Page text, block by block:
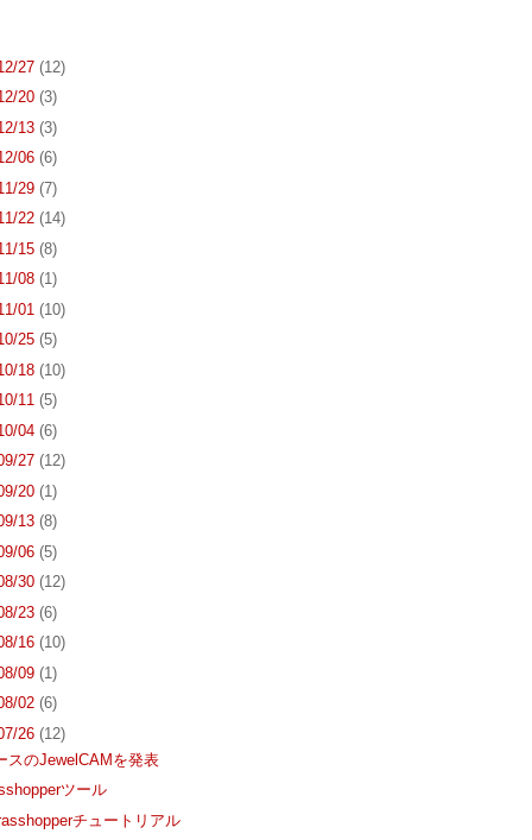
27 (12)
20 (3)
13 (3)
06 (6)
29 (7)
22 (14)
15 (8)
08 (1)
01 (10)
25 (5)
18 (10)
11 (5)
04 (6)
27 (12)
20 (1)
13 (8)
06 (5)
30 (12)
23 (6)
16 (10)
09 (1)
02 (6)
26 (12)
スのJewelCAMを発表
ツール
チュートリアル